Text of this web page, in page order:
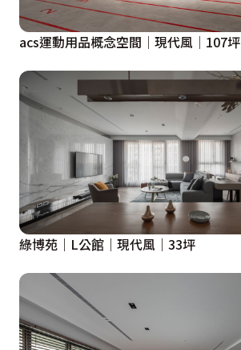
acs運動用品概念空間│現代風│107坪
綠博苑｜L公館｜現代風｜33坪